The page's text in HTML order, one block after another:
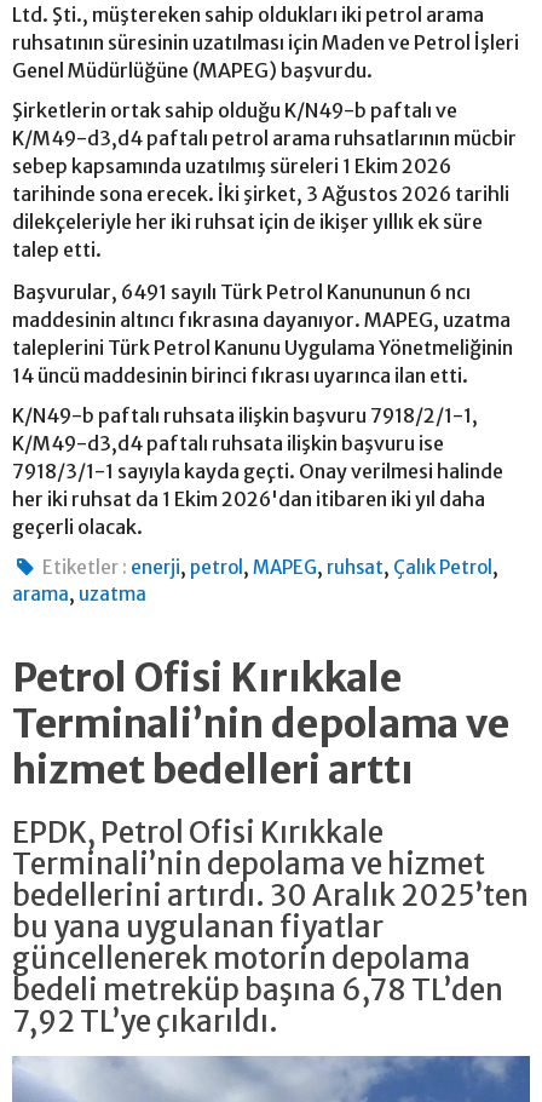
Ltd. Şti., müştereken sahip oldukları iki petrol arama
ruhsatının süresinin uzatılması için Maden ve Petrol İşleri
Genel Müdürlüğüne (MAPEG) başvurdu.
Şirketlerin ortak sahip olduğu K/N49-b paftalı ve
K/M49-d3,d4 paftalı petrol arama ruhsatlarının mücbir
sebep kapsamında uzatılmış süreleri 1 Ekim 2026
tarihinde sona erecek. İki şirket, 3 Ağustos 2026 tarihli
dilekçeleriyle her iki ruhsat için de ikişer yıllık ek süre
talep etti.
Başvurular, 6491 sayılı Türk Petrol Kanununun 6 ncı
maddesinin altıncı fıkrasına dayanıyor. MAPEG, uzatma
taleplerini Türk Petrol Kanunu Uygulama Yönetmeliğinin
14 üncü maddesinin birinci fıkrası uyarınca ilan etti.
K/N49-b paftalı ruhsata ilişkin başvuru 7918/2/1-1,
K/M49-d3,d4 paftalı ruhsata ilişkin başvuru ise
7918/3/1-1 sayıyla kayda geçti. Onay verilmesi halinde
her iki ruhsat da 1 Ekim 2026'dan itibaren iki yıl daha
geçerli olacak.
Etiketler : enerji, petrol ,MAPEG, ruhsat, Çalık Petrol ,
arama, uzatma
Petrol Ofisi Kırıkkale
Terminali’nin depolama ve
hizmet bedelleri arttı
EPDK, Petrol Ofisi Kırıkkale
Terminali’nin depolama ve hizmet
bedellerini artırdı. 30 Aralık 2025’ten
bu yana uygulanan fiyatlar
güncellenerek motorin depolama
bedeli metreküp başına 6,78 TL’den
7,92 TL’ye çıkarıldı.